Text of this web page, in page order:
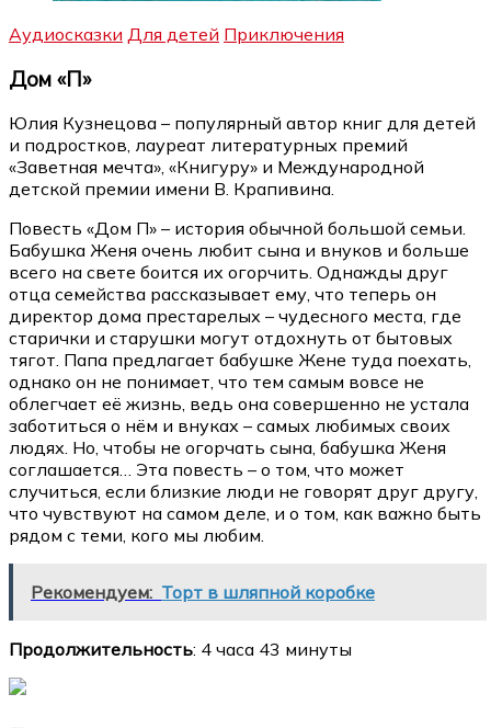
Аудиосказки Для детей Приключения
Дом «П»
Юлия Кузнецова – популярный автор книг для детей
и подростков, лауреат литературных премий
«Заветная мечта», «Книгуру» и Международной
детской премии имени В. Крапивина.
Повесть «Дом П» – история обычной большой семьи.
Бабушка Женя очень любит сына и внуков и больше
всего на свете боится их огорчить. Однажды друг
отца семейства рассказывает ему, что теперь он
директор дома престарелых – чудесного места, где
старички и старушки могут отдохнуть от бытовых
тягот. Папа предлагает бабушке Жене туда поехать,
однако он не понимает, что тем самым вовсе не
облегчает её жизнь, ведь она совершенно не устала
заботиться о нём и внуках – самых любимых своих
людях. Но, чтобы не огорчать сына, бабушка Женя
соглашается… Эта повесть – о том, что может
случиться, если близкие люди не говорят друг другу,
что чувствуют на самом деле, и о том, как важно быть
рядом с теми, кого мы любим.
Рекомендуем: Торт в шляпной коробке
Продолжительность: 4 часа 43 минуты